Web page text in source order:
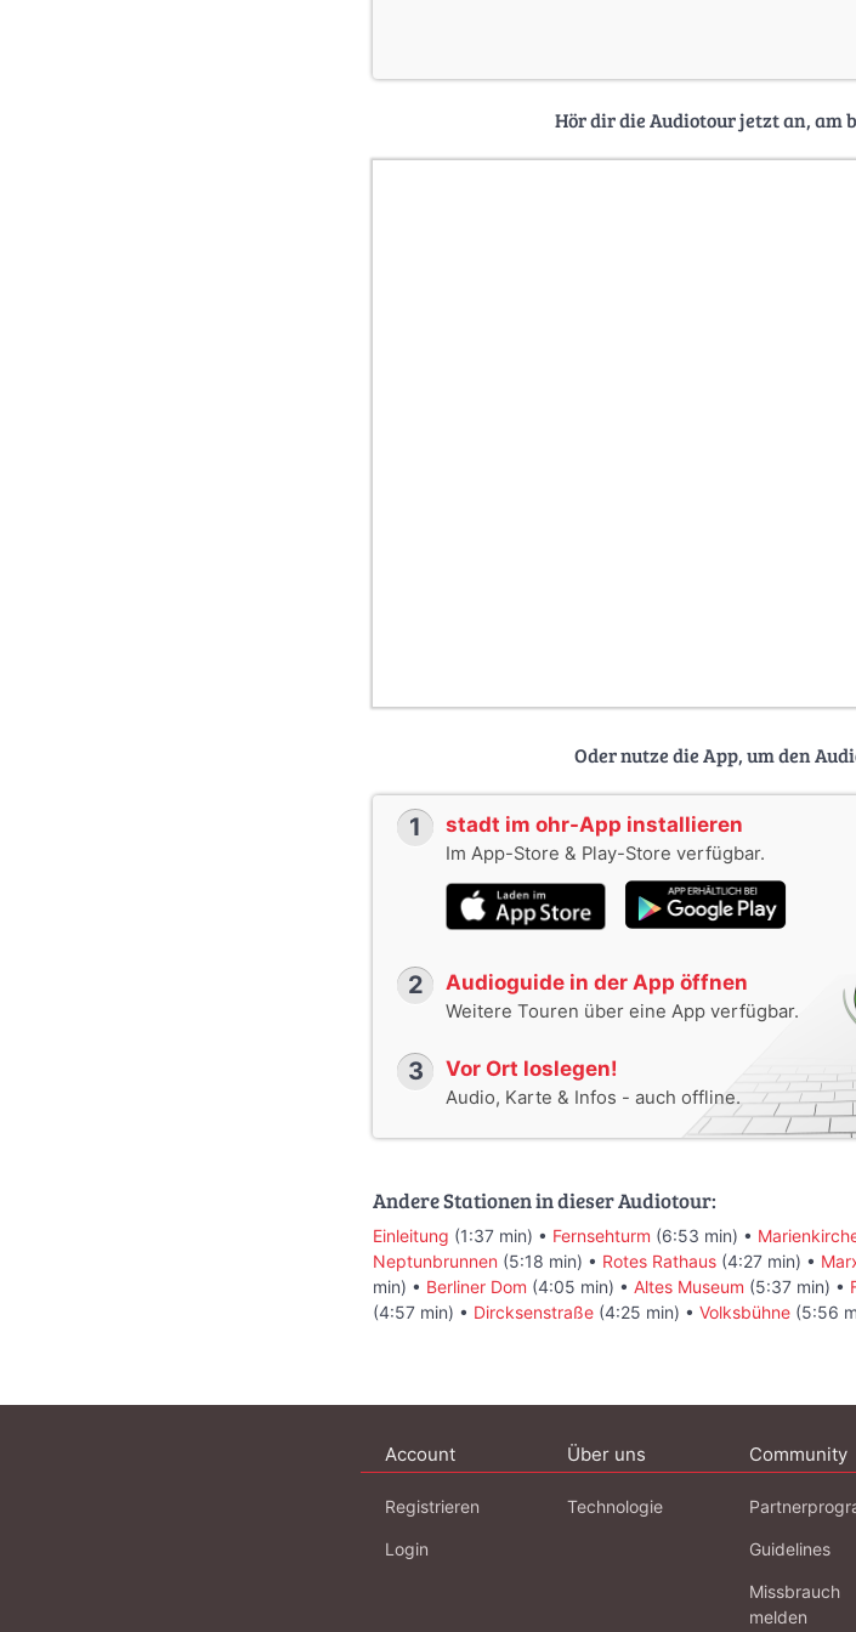
Hör dir die Audiotour jetzt an, am
Oder nutze die App, um den
1 stadt im ohr-App installieren
Im App-Store & Play-Store verfügbar.
2 Audioguide in der App öffnen
Weitere Touren über eine App verfügbar.
3 Vor Ort loslegen!
Audio, Karte & Infos - auch offline.
Andere Stationen in dieser Audiotour:
Einleitung (1:37 min) • Fernsehturm (6:53 min) •
Neptunbrunnen (5:18 min) • Rotes Rathaus (4:27 min) •
min) • Berliner Dom (4:05 min) • Altes Museum (5:37 min) •
(4:57 min) • Dircksenstraße (4:25 min) • Volksbühne (5:56
Account
Registrieren
Login
Über uns
Technologie
Community
Guidelines
Missbrauch
melden